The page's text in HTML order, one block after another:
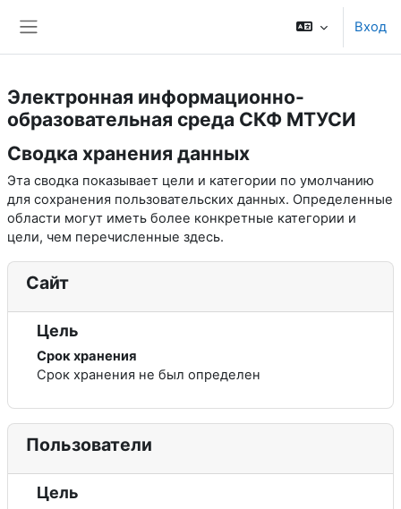
Вход
Электронная информационно-
образовательная среда СКФ МТУСИ
Сводка хранения данных
Эта сводка показывает цели и категории по умолчанию
для сохранения пользовательских данных. Определенные
области могут иметь более конкретные категории и
цели, чем перечисленные здесь.
Сайт
Цель
Срок хранения
Срок хранения не был определен
Пользователи
Цель